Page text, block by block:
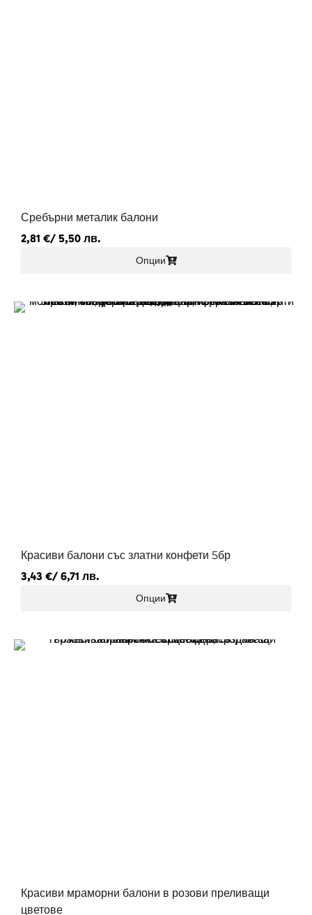
Сребърни металик балони
2,81 €/ 5,50 лв.
Опции
Красиви балони със златни конфети 5бр
3,43 €/ 6,71 лв.
Опции
Красиви мраморни балони в розови преливащи
цветове